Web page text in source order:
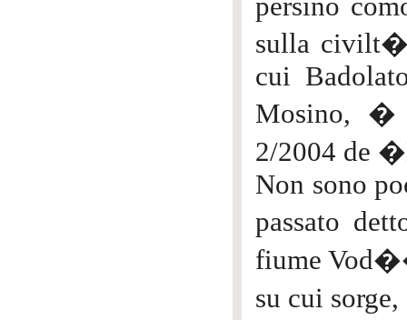
persino
sulla civilt�
cui
Mosino, �
2/2004 de
Non sono
passato
fiume
su cui